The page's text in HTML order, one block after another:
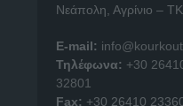
Νεάπολη, Αγρίνιο –
E-mail:
Τηλέφωνα: +30
32801
Fax: +30 26410